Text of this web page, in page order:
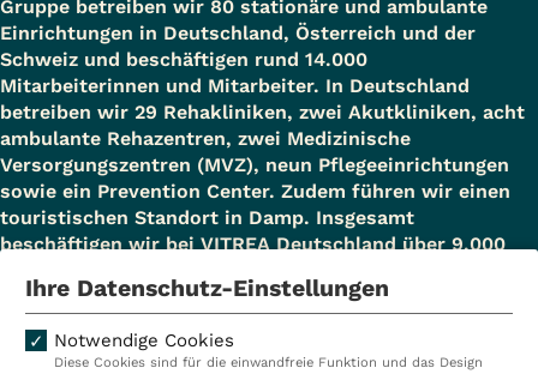
Gruppe betreiben wir 80 stationäre und ambulante
Einrichtungen in Deutschland, Österreich und der
Schweiz und beschäftigen rund 14.000
Mitarbeiterinnen und Mitarbeiter. In Deutschland
betreiben wir 29 Rehakliniken, zwei Akutkliniken, acht
ambulante Rehazentren, zwei Medizinische
Versorgungszentren (MVZ), neun Pflegeeinrichtungen
sowie ein Prevention Center. Zudem führen wir einen
touristischen Standort in Damp. Insgesamt
beschäftigen wir bei VITREA Deutschland über 9.000
Ihre Datenschutz-Einstellungen
Notwendige Cookies
Diese Cookies sind für die einwandfreie Funktion und das Design